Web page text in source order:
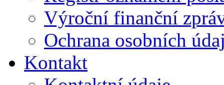
Výroční finanční
Ochrana osobních
Kontakt